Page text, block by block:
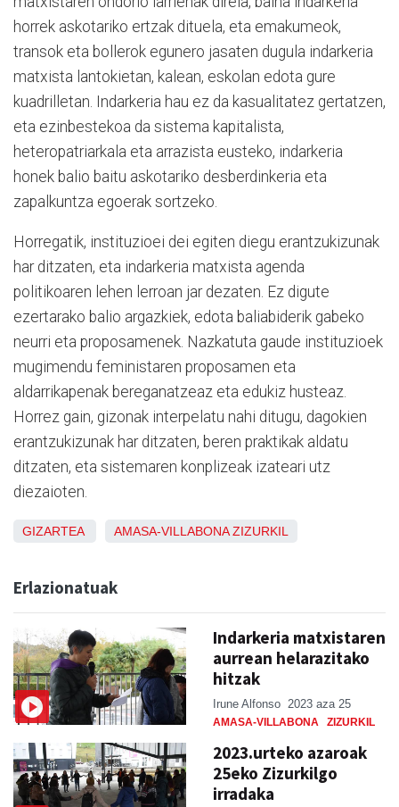
horrek askotariko ertzak dituela, eta emakumeok,
transok eta bollerok egunero jasaten dugula indarkeria
matxista lantokietan, kalean, eskolan edota gure
kuadrilletan. Indarkeria hau ez da kasualitatez gertatzen,
eta ezinbestekoa da sistema kapitalista,
heteropatriarkala eta arrazista eusteko, indarkeria
honek balio baitu askotariko desberdinkeria eta
zapalkuntza egoerak sortzeko.
Horregatik, instituzioei dei egiten diegu erantzukizunak
har ditzaten, eta indarkeria matxista agenda
politikoaren lehen lerroan jar dezaten. Ez digute
ezertarako balio argazkiek, edota baliabiderik gabeko
neurri eta proposamenek. Nazkatuta gaude instituzioek
mugimendu feministaren proposamen eta
aldarrikapenak bereganatzeaz eta edukiz husteaz.
Horrez gain, gizonak interpelatu nahi ditugu, dagokien
erantzukizunak har ditzaten, beren praktikak aldatu
ditzaten, eta sistemaren konplizeak izateari utz
diezaioten.
GIZARTEA AMASA-VILLABONA ZIZURKIL
Erlazionatuak
Indarkeria matxistaren
aurrean helarazitako
hitzak
Irune Alfonso 2023 aza 25
AMASA-VILLABONA ZIZURKIL
2023.urteko azaroak
25eko Zizurkilgo
irradaka